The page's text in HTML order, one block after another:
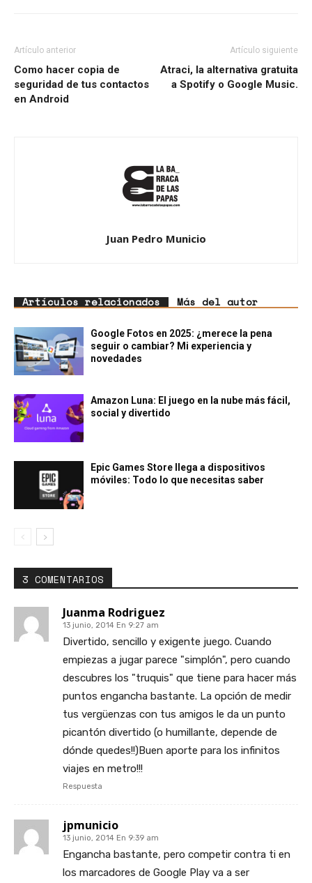
Artículo anterior
Como hacer copia de
seguridad de tus contactos
en Android
Artículo siguiente
Atraci, la alternativa gratuita
a Spotify o Google Music.
Juan Pedro Municio
Artículos relacionados Más del autor
Google Fotos en 2025: ¿merece la pena
seguir o cambiar? Mi experiencia y
novedades
Amazon Luna: El juego en la nube más fácil,
social y divertido
Epic Games Store llega a dispositivos
móviles: Todo lo que necesitas saber
3 COMENTARIOS
Juanma Rodriguez
13 junio, 2014 En 9:27 am
Divertido, sencillo y exigente juego. Cuando
empiezas a jugar parece "simplón", pero cuando
descubres los "truquis" que tiene para hacer más
puntos engancha bastante. La opción de medir
tus vergüenzas con tus amigos le da un punto
picantón divertido (o humillante, depende de
dónde quedes!!)Buen aporte para los infinitos
viajes en metro!!!
Respuesta
jpmunicio
13 junio, 2014 En 9:39 am
Engancha bastante, pero competir contra ti en
los marcadores de Google Play va a ser